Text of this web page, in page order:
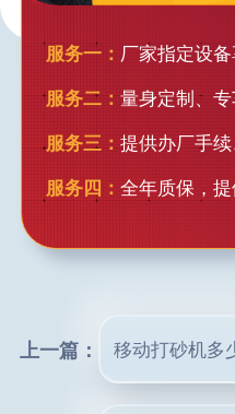
服务一： 厂家指定设
服务二： 量身定制、
服务三： 提供办厂手
服务四： 全年质保，
上一篇： 移动打砂机多